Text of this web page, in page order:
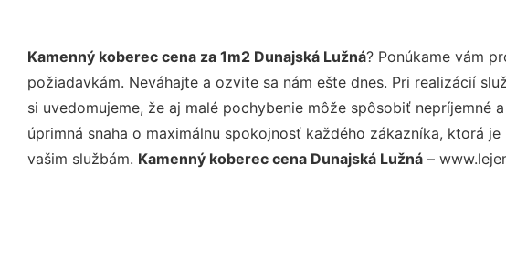
Kamenný koberec cena za 1m2 Dunajská Lužná? Ponúkame vám
požiadavkám. Neváhajte a ozvite sa nám ešte dnes. Pri realizácií
si uvedomujeme, že aj malé pochybenie môže spôsobiť
úprimná snaha o maximálnu spokojnosť každého zákazníka, ktorá
vašim službám. Kamenný koberec cena Dunajská Lužná –